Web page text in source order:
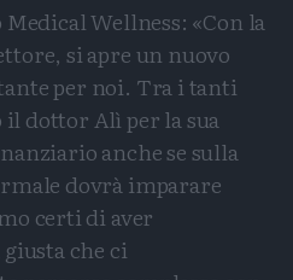
Wellness: «Con la
si apre un nuovo
per noi. Tra i tanti
il dottor Alì per la sua
anche se sulla
dovrà imparare
certi di aver
che ci